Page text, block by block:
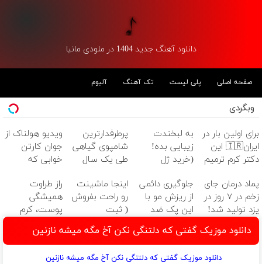
دانلود آهنگ جدید 1404 در ملودی مانیا
صفحه اصلی پلی لیست تک آهنگ آلبوم
وبگردی
برای اولین بار در
ایران🇮🇷 این
دکتر کرم ترمیم
ساخت!
به لبخندت
زیبایی بده!
(خرید ژل
دندان
با40%تخفیف)
پرطرفدارترین
شامپوی گیاهی
طی یک سال
تخفیف بخر
ویدیو هولناک از
جوان کارتن
خوابی که
آموزش رایگان
پماد درمان جای
زخم در ۷ روز در
یزد تولید شد!
(مشاوره بگیرید)
جلوگیری دائمی
از ریزش مو با
این پک ضد
جلبک(تخفیف
ویژه)
اینجا ماشینت
رو راحت بفروش
( ثبت
درخواست
فروش)
راز طراوت
همیشگی
پوست، کرم
جوانساز جلبک با
45%تخفیف
دانلود موزیک گفتی که دلتنگی نکن آخ مگه میشه نازنین
دانلود موزیک گفتی که دلتنگی نکن آخ مگه میشه نازنین